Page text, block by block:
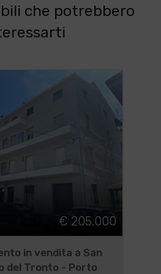
che potrebbero
€ 205.000
in vendita a San
del Tronto - Porto